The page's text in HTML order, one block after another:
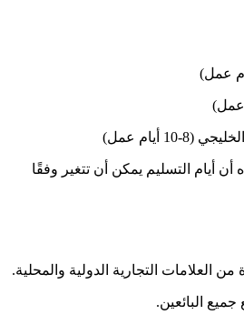
أيام عمل)
أن أيام التسليم يمكن أن تتغير وفقًا
العلامات التجارية الدولية والمحلية.
البائعين.